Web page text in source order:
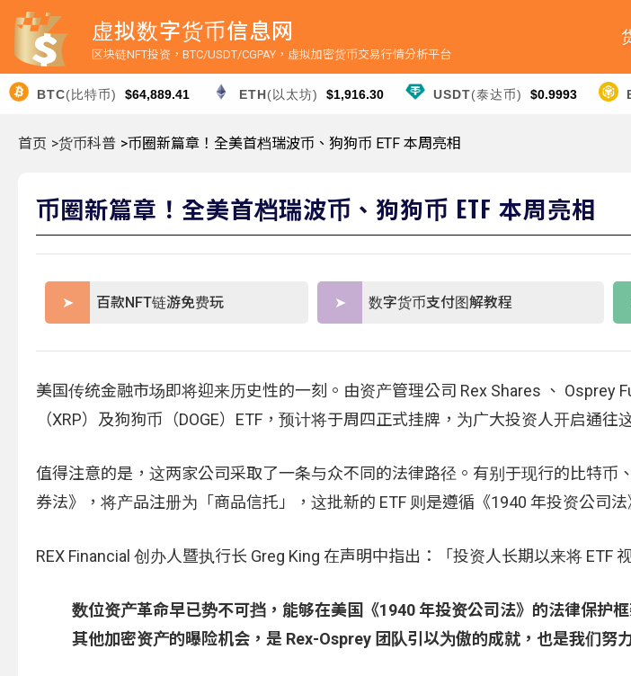
虚拟数字货币信息网
区块链NFT投资，BTC/USDT/CGPAY，虚拟加密货币交易行情分析平台
BTC(比特币) $64,889.41 ETH(以太坊) $1,916.30 USDT(泰达币) $0.9993
首页 >货币科普 >币圈新篇章！全美首档瑞波币、狗狗币 ETF 本周亮相
币圈新篇章！全美首档瑞波币、狗狗币 ETF 本周亮相
百款NFT链游免费玩 数字货币支付图解教程
美国传统金融市场即将迎来历史性的一刻。由资产管理公司 Rex Shares 、 Osprey
（XRP）及狗狗币（DOGE）ETF，预计将于周四正式挂牌，为广大投资人开启通往
值得注意的是，这两家公司采取了一条与众不同的法律路径。有别于现行的比特币
券法》，将产品注册为「商品信托」，这批新的 ETF 则是遵循《1940 年投资公司法
REX Financial 创办人暨执行长 Greg King 在声明中指出：「投资人长期以来将 ETF
数位资产革命早已势不可挡，能够在美国《1940 年投资公司法》的法律保护
其他加密资产的曝险机会，是 Rex-Osprey 团队引以为傲的成就，也是我们努